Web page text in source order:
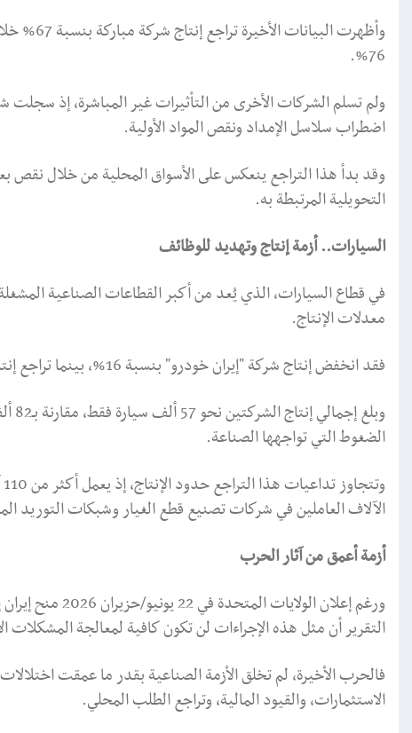
وأظهرت
76%.
اضطراب سلاسل الإمداد ونقص المواد الأولية.
وقد بدأ هذا التراجع ينعكس على الأسواق المحلية من خلال
التحويلية المرتبطة به.
السيارات.. أزمة إنتاج وتهديد للوظائف
في قطاع السيارات، الذي يُعد من أكبر القطاعات الصناعية
معدلات الإنتاج.
فقد انخفض إنتاج شركة "إيران خودرو" بنسبة 16%، بينما تراجع إنتاج شركة "سايبا" بنسبة 58% خلال الشهر الماضي.
الضغوط التي تواجهها الصناعة.
الآلاف العاملين في شركات تصنيع قطع الغيار وشبكات التوريد
أزمة أعمق من آثار الحرب
ورغم إعلان
التقرير أن مثل هذه الإجراءات لن تكون كافية لمعالجة المشكلات
فالحرب الأخيرة، لم تخلق الأزمة الصناعية بقدر ما عمقت
الاستثمارات، والقيود المالية، وتراجع الطلب المحلي.